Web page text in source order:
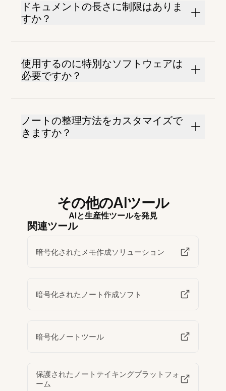
ドキュメントの長さに制限はありま
すか？
使用するのに特別なソフトウェアは
必要ですか？
ノートの整理方法をカスタマイズで
きますか？
その他のAIツール
AIと生産性ツールを発見
関連ツール
暗号化されたメモ作成ソリューション
暗号化されたノート作成ソフト
暗号化ノートツール
保護されたノートテイキングプラットフォ
ーム